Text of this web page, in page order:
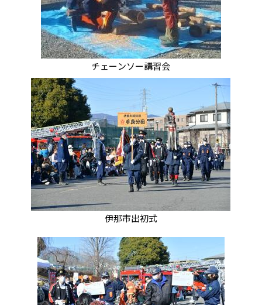
チェーンソー講習会
伊那市出初式